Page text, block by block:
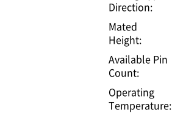
Direction:
Mated
Height:
Available Pin
Count:
Operating
Temperature: